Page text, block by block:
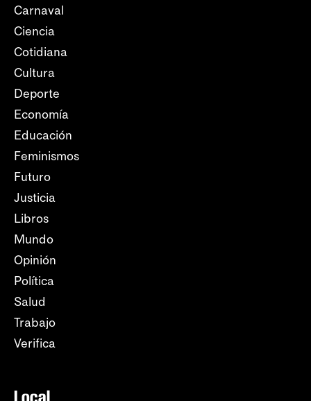
Carnaval
Ciencia
Cotidiana
Cultura
Deporte
Economía
Educación
Feminismos
Futuro
Justicia
Libros
Mundo
Opinión
Política
Salud
Trabajo
Verifica